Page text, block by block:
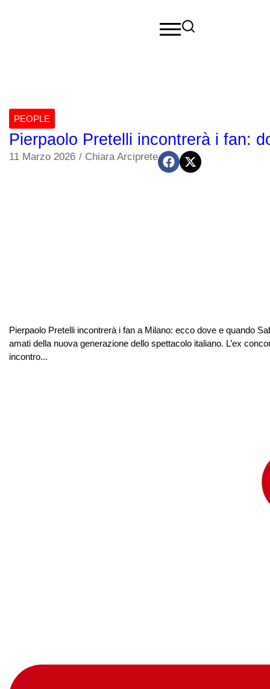
PEOPLE
Pierpaolo Pretelli incontrerà i fan:
11 Marzo 2026 / Chiara Arciprete
Pierpaolo Pretelli incontrerà i fan a Milano: ecco dove e quando
amati della nuova generazione dello spettacolo italiano. L’ex
incontro...